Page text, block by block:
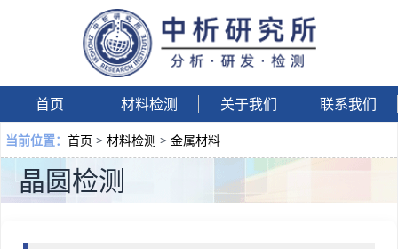
首页 材料检测 关于我们 联系我们
当前位置： 首页 > 材料检测 > 金属材料
晶圆检测